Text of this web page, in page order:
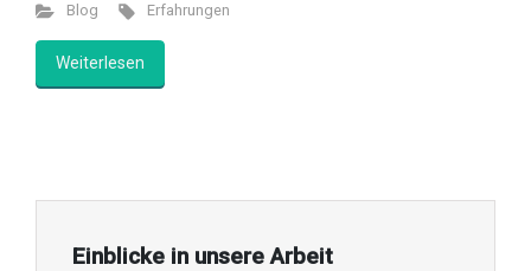
Blog Erfahrungen
Weiterlesen
Einblicke in unsere Arbeit